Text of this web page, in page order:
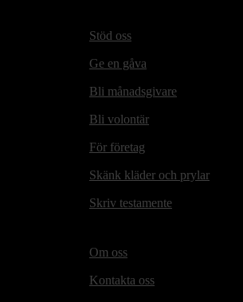
Stöd oss
Ge en gåva
Bli månadsgivare
Bli volontär
För företag
Skänk kläder och prylar
Skriv testamente
Om oss
Kontakta oss